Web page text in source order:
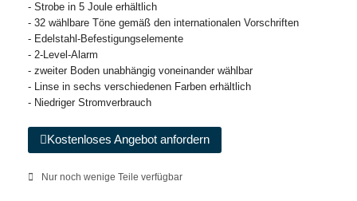
- Strobe in 5 Joule erhältlich
- 32 wählbare Töne gemäß den internationalen Vorschriften
- Edelstahl-Befestigungselemente
- 2-Level-Alarm
- zweiter Boden unabhängig voneinander wählbar
- Linse in sechs verschiedenen Farben erhältlich
- Niedriger Stromverbrauch
Kostenloses Angebot anfordern
Nur noch wenige Teile verfügbar